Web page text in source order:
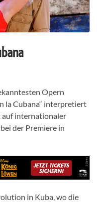
Opern
la Cubana“ interpretiert
auf internationaler
der Premiere in
in Kuba, wo die